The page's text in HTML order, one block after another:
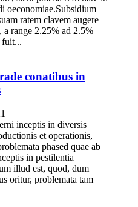
oeconomiae.Subsidium
ratem clavem augere
a range 2.25% ad 2.5%
fuit...
conatibus in
inceptis in diversis
et operationis,
phased quae ab
in pestilentia
illud est, quod, dum
oritur, problemata tam